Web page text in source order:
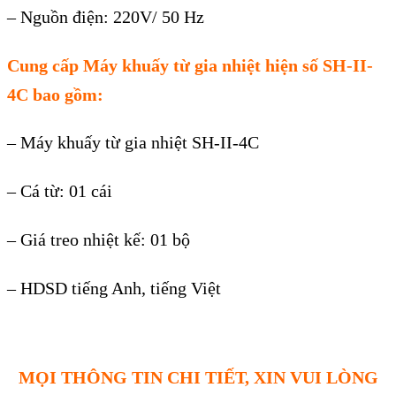
– Nguồn điện: 220V/ 50 Hz
Cung cấp Máy khuấy từ gia nhiệt hiện số SH-II-
4C bao gồm:
– Máy khuấy từ gia nhiệt SH-II-4C
– Cá từ: 01 cái
– Giá treo nhiệt kế: 01 bộ
– HDSD tiếng Anh, tiếng Việt
MỌI THÔNG TIN CHI TIẾT, XIN VUI LÒNG